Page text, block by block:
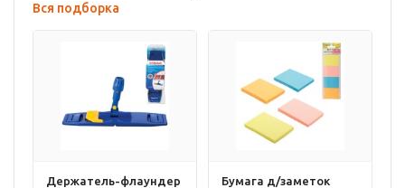
Вся подборка
Держатель-флаундер
Бумага д/заметок